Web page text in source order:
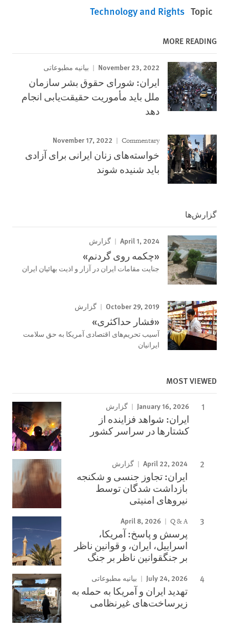
Topic
Technology and Rights
MORE READING
November 23, 2022 بیانیه مطبوعاتی
ایران: شورای حقوق بشر سازمان
ملل باید مأموریت حقیقت‌یابی انجام
دهد
November 17, 2022 Commentary
خواسته‌های زنان ایرانی برای آزادی
باید شنیده شوند
گزارش‌ها
April 1, 2024 گزارش
«چکمه روی گردنم»
جنایت مقامات ایران در آزار و اذیت بهائیان ایران
October 29, 2019 گزارش
«فشار حداکثری»
آسیب تحریم‌های اقتصادی آمریکا به حق سلامت
ایرانیان
MOST VIEWED
January 16, 2026 گزارش
ایران: شواهد فزاینده از
کشتارها در سراسر کشور
April 22, 2024 گزارش
ایران: تجاوز جنسی و شکنجه
بازداشت شدگان توسط
نیروهای امنیتی
April 8, 2026 Q & A
پرسش و پاسخ: آمریکا،
اسراییل، ایران، و قوانین ناظر
بر جنگقوانین ناظر بر جنگ
July 24, 2026 بیانیه مطبوعاتی
تهدید ایران و آمریکا به حمله به
زیرساخت‌های غیرنظامی